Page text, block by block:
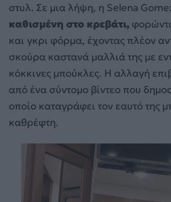
στυλ. Σε μια λήψη, η Selena
καθισμένη στο κρεβάτι,
και γκρι φόρμα, έχοντας πλέον
σκούρα καστανά μαλλιά της με
κόκκινες μπούκλες. Η αλλαγή
από ένα σύντομο βίντεο που
οποίο καταγράφει τον εαυτό της
καθρέφτη.